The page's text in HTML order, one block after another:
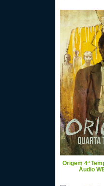
Origem 4ª
Áudio